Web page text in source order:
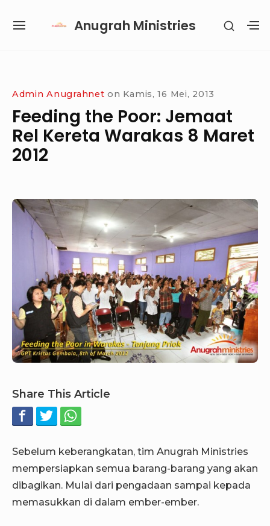
Anugrah Ministries
SITE
SHOW
Admin Anugrahnet on Kamis, 16 Mei, 2013
Feeding the Poor: Jemaat
Rel Kereta Warakas 8 Maret
2012
Share This Article
Sebelum keberangkatan, tim Anugrah Ministries
mempersiapkan semua barang-barang yang akan
dibagikan. Mulai dari pengadaan sampai kepada
memasukkan di dalam ember-ember.